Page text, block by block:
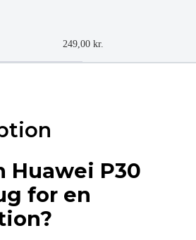
249,00 kr.
Huawei P30
for en